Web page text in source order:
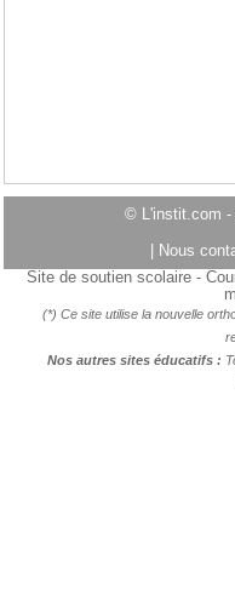
© L'instit.com -
Nous
Site de soutien scolaire -
(*) Ce site utilise la nouvelle
Nos autres sites éducatifs :